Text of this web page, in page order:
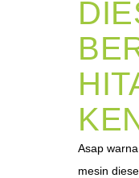
Asap
mesin